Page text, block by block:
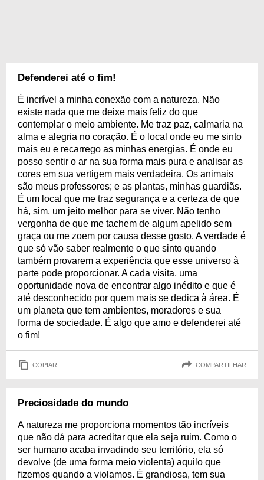
Defenderei até o fim!
É incrível a minha conexão com a natureza. Não
existe nada que me deixe mais feliz do que
contemplar o meio ambiente. Me traz paz, calmaria na
alma e alegria no coração. É o local onde eu me sinto
mais eu e recarrego as minhas energias. É onde eu
posso sentir o ar na sua forma mais pura e analisar as
cores em sua vertigem mais verdadeira. Os animais
são meus professores; e as plantas, minhas guardiãs.
É um local que me traz segurança e a certeza de que
há, sim, um jeito melhor para se viver. Não tenho
vergonha de que me tachem de algum apelido sem
graça ou me zoem por causa desse gosto. A verdade é
que só vão saber realmente o que sinto quando
também provarem a experiência que esse universo à
parte pode proporcionar. A cada visita, uma
oportunidade nova de encontrar algo inédito e que é
até desconhecido por quem mais se dedica à área. É
um planeta que tem ambientes, moradores e sua
forma de sociedade. É algo que amo e defenderei até
o fim!
COPIAR COMPARTILHAR
Preciosidade do mundo
A natureza me proporciona momentos tão incríveis
que não dá para acreditar que ela seja ruim. Como o
ser humano acaba invadindo seu território, ela só
devolve (de uma forma meio violenta) aquilo que
fizemos quando a violamos. É grandiosa, tem sua